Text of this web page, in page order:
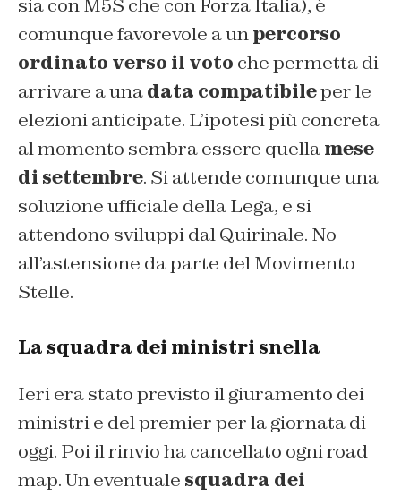
sia con M5S che con Forza Italia), è
comunque favorevole a unpercorso
ordinato verso il voto che permetta di
arrivare a unadata compatibileper le
elezioni anticipate. L’ipotesi più concreta
al momento sembra essere quellamese
di settembre. Si attende comunque una
soluzione ufficiale della Lega, e si
attendono sviluppi dal Quirinale. No
all’astensione da parte del Movimento
Stelle.
La squadra dei ministri snella
Ieri era stato previsto il giuramento dei
ministri e del premier per la giornata di
oggi. Poi il rinvio ha cancellato ogni road
map. Un eventuale squadra dei